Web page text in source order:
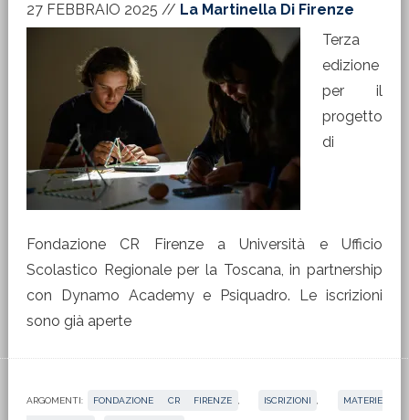
27 FEBBRAIO 2025 // La Martinella Di Firenze
Terza
edizione
per il
progetto
di
Fondazione CR Firenze a Università e Ufficio
Scolastico Regionale per la Toscana, in partnership
con Dynamo Academy e Psiquadro. Le iscrizioni
sono già aperte
ARGOMENTI: FONDAZIONE CR FIRENZE ISCRIZIONI MATERIE